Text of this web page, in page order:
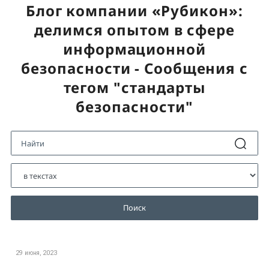
Блог компании «Рубикон»:
делимся опытом в сфере
информационной
безопасности - Сообщения с
тегом "стандарты
безопасности"
Поиск
29 июня, 2023